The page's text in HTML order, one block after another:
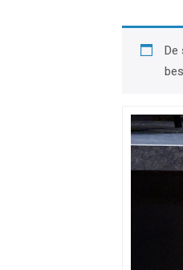
De